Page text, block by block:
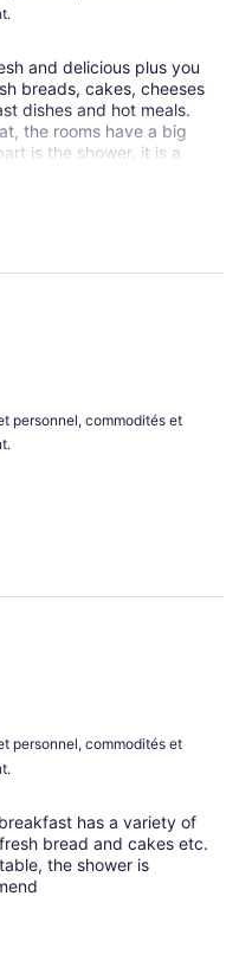
and delicious plus you
breads, cakes, cheeses
dishes and hot meals.
the rooms have a big
is the shower, it is a
is safe and the stuff
hotel
personnel, commodités et
personnel, commodités et
has a variety of
bread and cakes etc.
the shower is